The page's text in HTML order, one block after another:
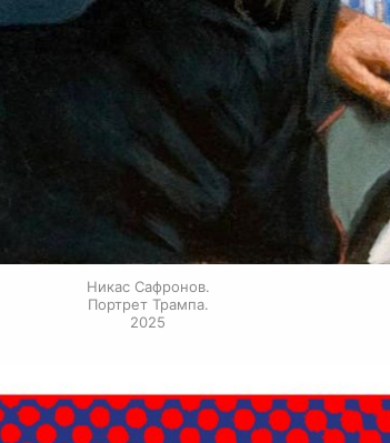
Никас Сафронов.
Портрет Трампа.
2025